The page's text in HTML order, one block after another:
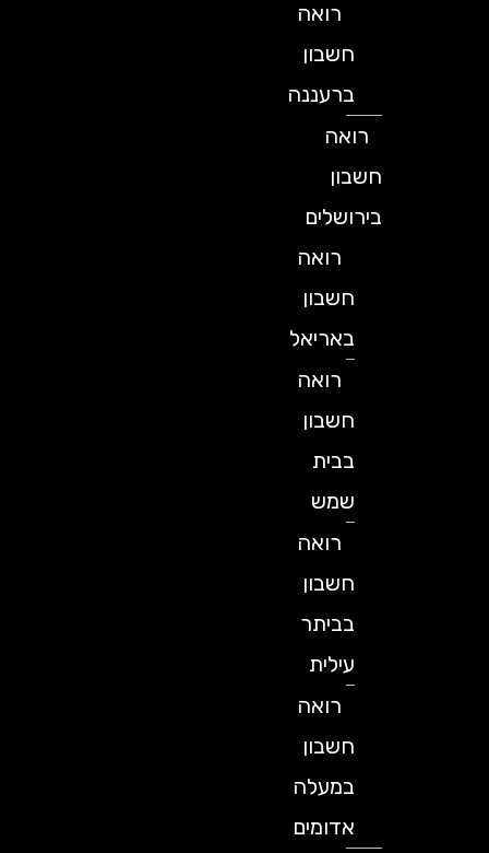
רואה
חשבון
ברעננה
רואה
חשבון
בירושלים
רואה
חשבון
באריאל
רואה
חשבון
בבית
שמש
רואה
חשבון
בביתר
עילית
רואה
חשבון
במעלה
אדומים